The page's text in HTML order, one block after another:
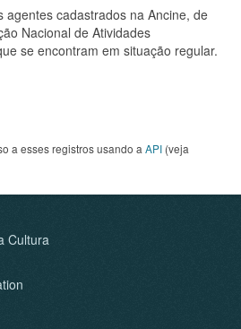
agentes cadastrados na Ancine, de
Nacional de Atividades
se encontram em situação regular.
a esses registros usando a API (veja
Cultura